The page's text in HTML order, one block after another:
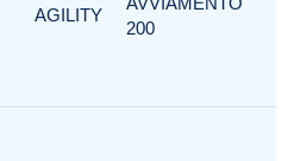
AGILITY
200